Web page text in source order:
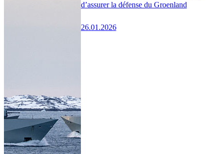
d’assurer la défense du Groenland
26.01.2026